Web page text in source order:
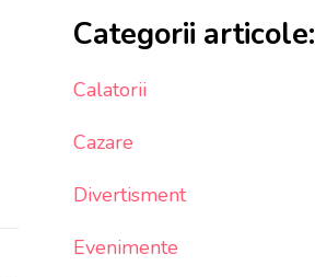
Categorii articole:
Calatorii
Cazare
Divertisment
Evenimente